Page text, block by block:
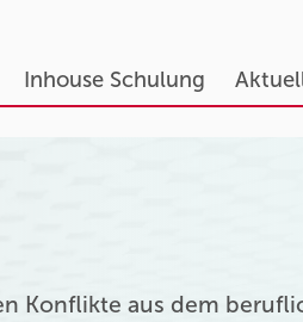
Inhouse Schulung
Konflikte aus dem